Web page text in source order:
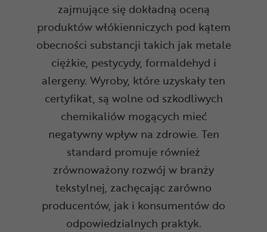
zajmujące się dokładną oceną
produktów włókienniczych pod kątem
obecności substancji takich jak metale
ciężkie, pestycydy, formaldehyd i
alergeny. Wyroby, które uzyskały ten
certyfikat, są wolne od szkodliwych
chemikaliów mogących mieć
negatywny wpływ na zdrowie. Ten
standard promuje również
zrównoważony rozwój w branży
tekstylnej, zachęcając zarówno
producentów, jak i konsumentów do
odpowiedzialnych praktyk.